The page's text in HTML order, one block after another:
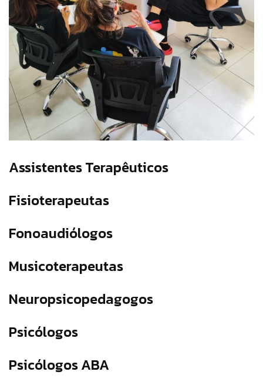
Assistentes Terapêuticos
Fisioterapeutas
Fonoaudiólogos
Musicoterapeutas
Neuropsicopedagogos
Psicólogos
Psicólogos ABA